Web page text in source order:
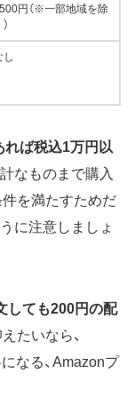
円（※一部地域を除
し
ば税込1万円以
なものまで購入
を満たすためだ
に注意しましょ
しても200円の配
たいなら、
なる、Amazonプ